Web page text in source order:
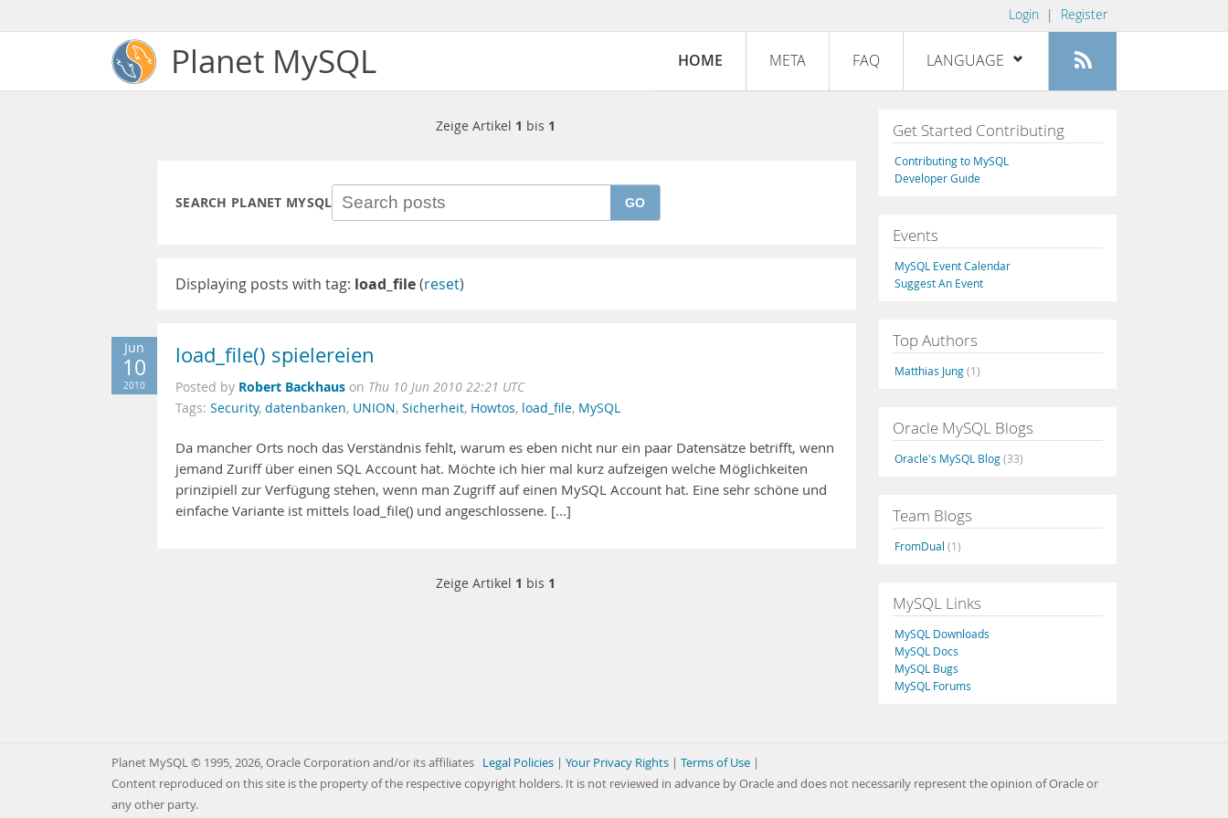
Login | Register
Planet MySQL HOME META FAQ LANGUAGE
Deutsch
Español
Italiano
日本語
Zeige Artikel 1 bis 1
SEARCH PLANET MYSQL GO
Displaying posts with tag: load_file(reset)
Jun
10
2010
load_file() spielereien
Posted by Robert Backhaus on Thu 10 Jun 2010 22:21 UTC
Tags: Security, datenbanken, UNION, Sicherheit, Howtos, load_file, MySQL
Da mancher Orts noch das Verständnis fehlt, warum es eben nicht nur ein paar Datensätze betrifft, wenn
jemand Zuriff über einen SQL Account hat. Möchte ich hier mal kurz aufzeigen welche Möglichkeiten
prinzipiell zur Verfügung stehen, wenn man Zugriff auf einen MySQL Account hat. Eine sehr schöne und
einfache Variante ist mittels load_file() und angeschlossene. [...]
Zeige Artikel 1 bis 1
Get Started Contributing
Contributing to MySQL
Developer Guide
Events
MySQL Event Calendar
Suggest An Event
Top Authors
Matthias Jung(1)
Oracle MySQL Blogs
Oracle's MySQL Blog(33)
Team Blogs
FromDual (1)
MySQL Links
MySQL Downloads
MySQL Docs
MySQL Bugs
MySQL Forums
Planet MySQL © 1995, 2026, Oracle Corporation and/or its affiliates Legal Policies | Your Privacy Rights | Terms of Use |
Content reproduced on this site is the property of the respective copyright holders. It is not reviewed in advance by Oracle and does not necessarily represent the opinion of Oracle or
any other party.